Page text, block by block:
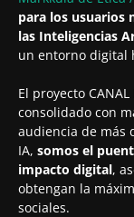
para los usuarios
las Inteligencias
un entorno digital
El proyecto
consolidado con
audiencia de más
IA, somos el
impacto digital,
obtengan la
sociales.